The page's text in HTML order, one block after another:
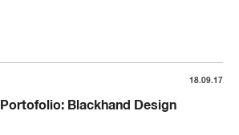
18.09.17
Portofolio: Blackhand Design